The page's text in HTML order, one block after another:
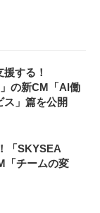
する！
の新CM「AI働
ス」篇を公開
「SKYSEA
「チームの変